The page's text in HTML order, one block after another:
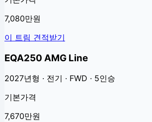
7,080만원
이 트림 견적받기
EQA250 AMG Line
2027년형 · 전기 · FWD · 5인승
기본가격
7,670만원